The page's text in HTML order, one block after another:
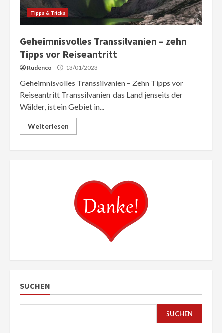
Tipps & Tricks
Geheimnisvolles Transsilvanien – zehn
Tipps vor Reiseantritt
Rudenco 13/01/2023
Geheimnisvolles Transsilvanien – Zehn Tipps vor
Reiseantritt Transsilvanien, das Land jenseits der
Wälder, ist ein Gebiet in...
Weiterlesen
SUCHEN
SUCHEN